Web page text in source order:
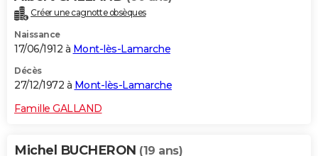
Créer une cagnotte obsèques
Naissance
17/06/1912 à Mont-lès-Lamarche
Décès
27/12/1972 à Mont-lès-Lamarche
Famille GALLAND
Michel BUCHERON (19 ans)